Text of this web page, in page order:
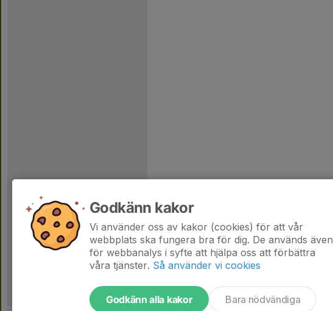
Godkänn kakor
Vi använder oss av kakor (cookies) för att vår
webbplats ska fungera bra för dig. De används även
för webbanalys i syfte att hjälpa oss att förbättra
våra tjänster. Så använder vi cookies
Godkänn alla kakor Bara nödvändiga